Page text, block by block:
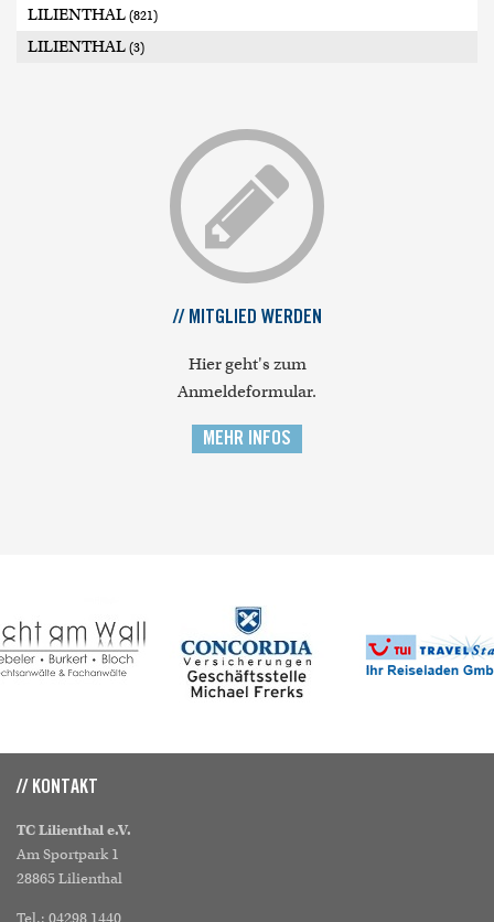
LILIENTHAL (821)
LILIENTHAL (3)
// MITGLIED WERDEN
Hier geht's zum
Anmeldeformular.
MEHR INFOS
// KONTAKT
TC Lilienthal e.V.
Am Sportpark 1
28865 Lilienthal